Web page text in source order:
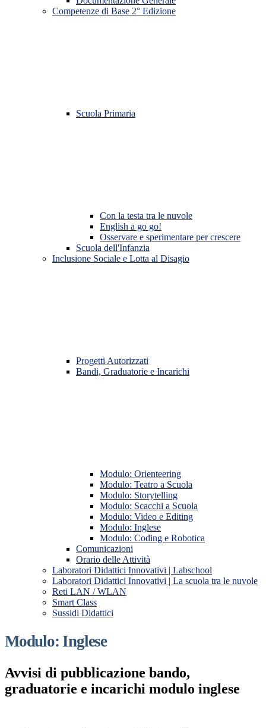
Competenze di Base 2° Edizione
Scuola Primaria
Con la testa tra le nuvole
English a go go!
Osservare e sperimentare per crescere
Scuola dell'Infanzia
Inclusione Sociale e Lotta al Disagio
Progetti Autorizzati
Bandi, Graduatorie e Incarichi
Modulo: Orienteering
Modulo: Teatro a Scuola
Modulo: Storytelling
Modulo: Scacchi a Scuola
Modulo: Video e Editing
Modulo: Inglese
Modulo: Coding e Robotica
Comunicazioni
Orario delle Attività
Laboratori Didattici Innovativi | Labschool
Laboratori Didattici Innovativi | La scuola tra le nuvole
Reti LAN / WLAN
Smart Class
Sussidi Didattici
Modulo: Inglese
Avvisi di pubblicazione bando,
graduatorie e incarichi modulo inglese